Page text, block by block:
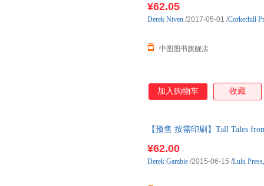
¥62.05
中图图书旗舰店
Derek Niven /2017-05-01 /Corkerhill
加入购物车 收藏
【预售 按需印刷】Tall Tales
¥62.00
Derek Gambie /2015-06-15 /Lulu